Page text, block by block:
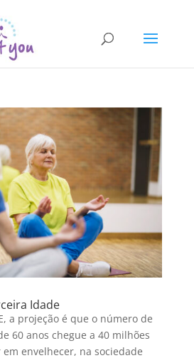
Idade
a projeção é que o número de
60 anos chegue a 40 milhões
em envelhecer, na sociedade